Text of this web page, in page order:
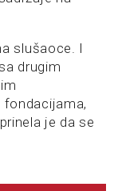
slušaoce. I
drugim
fondacijama,
je da se